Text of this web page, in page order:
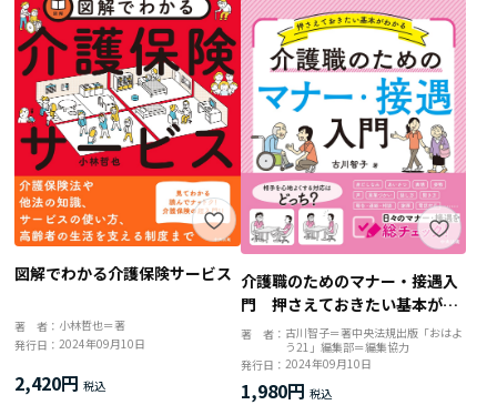
図解でわかる介護保険サービス
著 者： 小林哲也＝著
発行日：2024年09月10日
2,420円
介護職のためのマナー・接遇入
門 押さえておきたい基本がわ
かる
著 者： 古川智子＝著中央法規出版「おはよ
う21」編集部＝編集協力
発行日： 2024年09月10日
1,980円